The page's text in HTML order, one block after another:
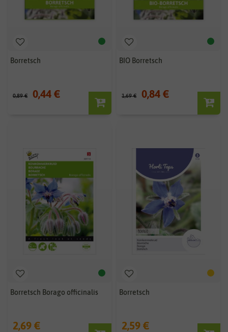
Borretsch
0,89 € 0,44 €
BIO Borretsch
1,69 € 0,84 €
Borretsch Borago officinalis
2,69 €
Borretsch
2,59 €